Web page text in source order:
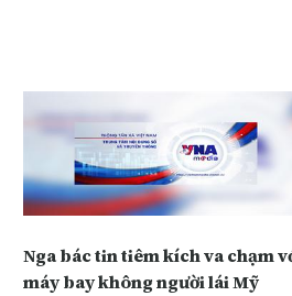
Nga bác tin tiêm kích va chạm
máy bay không người lái Mỹ